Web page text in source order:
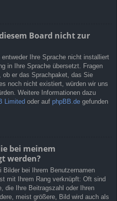
Board nicht zur
Ihre Sprache nicht installiert
in Ihre Sprache übersetzt. Fragen
ob er das Sprachpaket, das Sie
noch nicht existiert, würden wir uns
Weitere Informationen dazu
Limited oder auf phpBB.de gefunden
bei meinem
werden?
Bilder bei Ihrem Benutzernamen
mit Ihrem Rang verknüpft: Oft sind
die Ihre Beitragszahl oder Ihren
meist größere, Bild wird auch als